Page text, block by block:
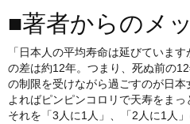
■著者からのメ
「日本人の平均寿命は延びていま
の差は約12年。つまり、死ぬ前の
の制限を受けながら過ごすのが日
よればピンピンコロリで天寿をまっ
それを「3人に1人」、「2人に1人